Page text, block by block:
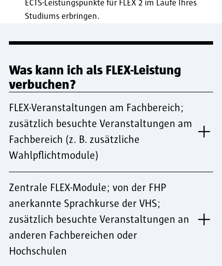
ECTS-Leistungspunkte für FLEX 2 im Laufe Ihres
Studiums erbringen.
Was kann ich als FLEX-Leistung
verbuchen?
FLEX-Veranstaltungen am Fachbereich;
zusätzlich besuchte Veranstaltungen am
Fachbereich (z. B. zusätzliche
Wahlpflichtmodule)
Zentrale FLEX-Module; von der FHP
anerkannte Sprachkurse der VHS;
zusätzlich besuchte Veranstaltungen an
anderen Fachbereichen oder
Hochschulen